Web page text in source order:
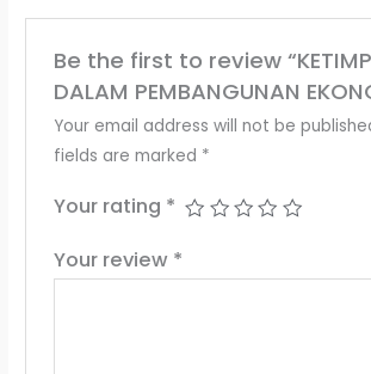
Be the first to review
DALAM PEMBANGUNAN
Your email address will not be
fields are marked *
Your rating *
Your review *